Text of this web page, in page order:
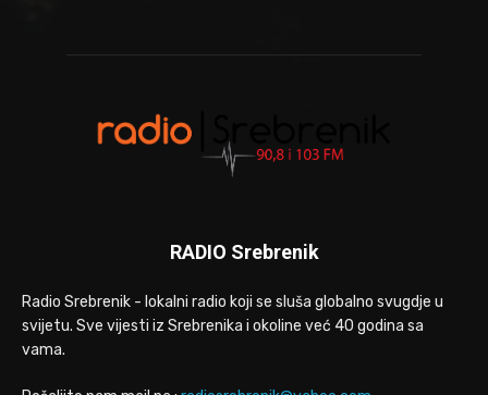
RADIO Srebrenik
Radio Srebrenik - lokalni radio koji se sluša globalno svugdje u
svijetu. Sve vijesti iz Srebrenika i okoline već 40 godina sa
vama.